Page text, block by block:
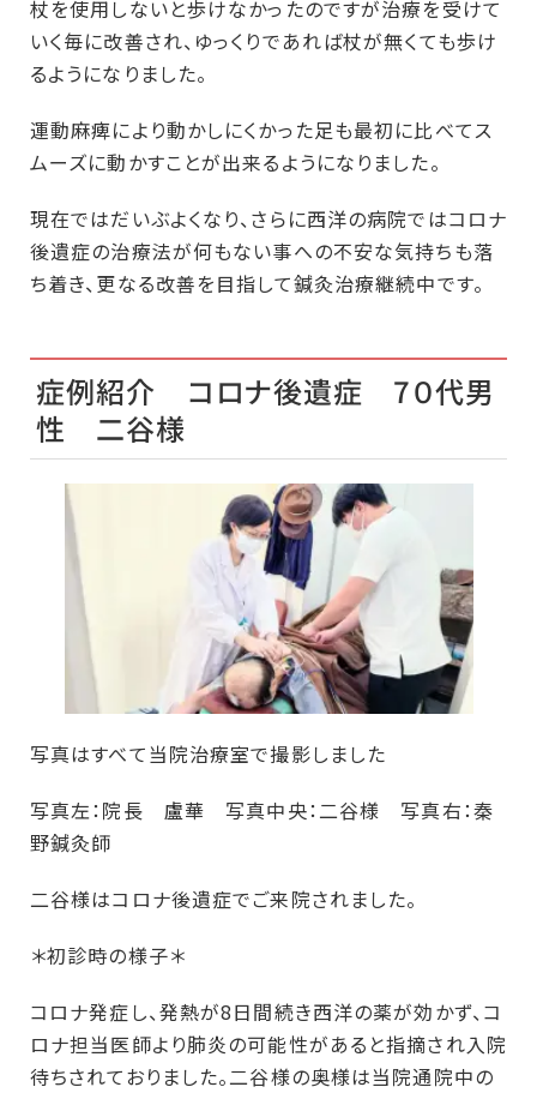
杖を使用しないと歩けなかったのですが治療を受けて
いく毎に改善され、ゆっくりであれば杖が無くても歩け
るようになりました。
運動麻痺により動かしにくかった足も最初に比べてス
ムーズに動かすことが出来るようになりました。
現在ではだいぶよくなり、さらに西洋の病院ではコロナ
後遺症の治療法が何もない事への不安な気持ちも落
ち着き、更なる改善を目指して鍼灸治療継続中です。
症例紹介 コロナ後遺症 7０代男
性 二谷様
写真はすべて当院治療室で撮影しました
写真左：院長 盧華 写真中央：二谷様 写真右：秦
野鍼灸師
二谷様はコロナ後遺症でご来院されました。
＊初診時の様子＊
コロナ発症し、発熱が8日間続き西洋の薬が効かず、コ
ロナ担当医師より肺炎の可能性があると指摘され入院
待ちされておりました。二谷様の奥様は当院通院中の